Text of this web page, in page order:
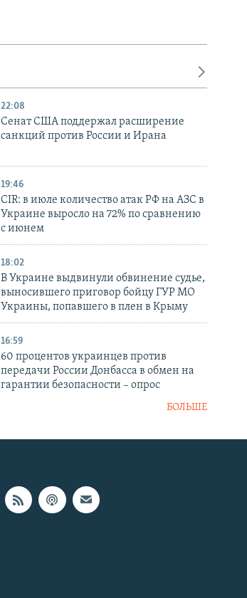
22:08
Сенат США поддержал расширение
санкций против России и Ирана
19:46
CIR: в июле количество атак РФ на АЗС в
Украине выросло на 72% по сравнению
с июнем
18:02
В Украине выдвинули обвинение судье,
выносившего приговор бойцу ГУР МО
Украины, попавшего в плен в Крыму
16:59
60 процентов украинцев против
передачи России Донбасса в обмен на
гарантии безопасности – опрос
БОЛЬШЕ